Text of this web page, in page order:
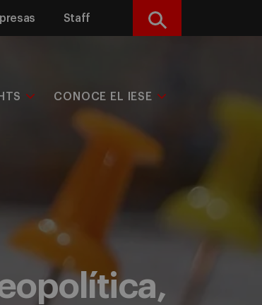
Staff Buscar
CONOCE EL IESE